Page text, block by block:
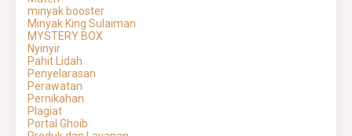
minyak booster
Minyak King Sulaiman
MYSTERY BOX
Nyinyir
Pahit Lidah
Penyelarasan
Perawatan
Pernikahan
Plagiat
Portal Ghoib